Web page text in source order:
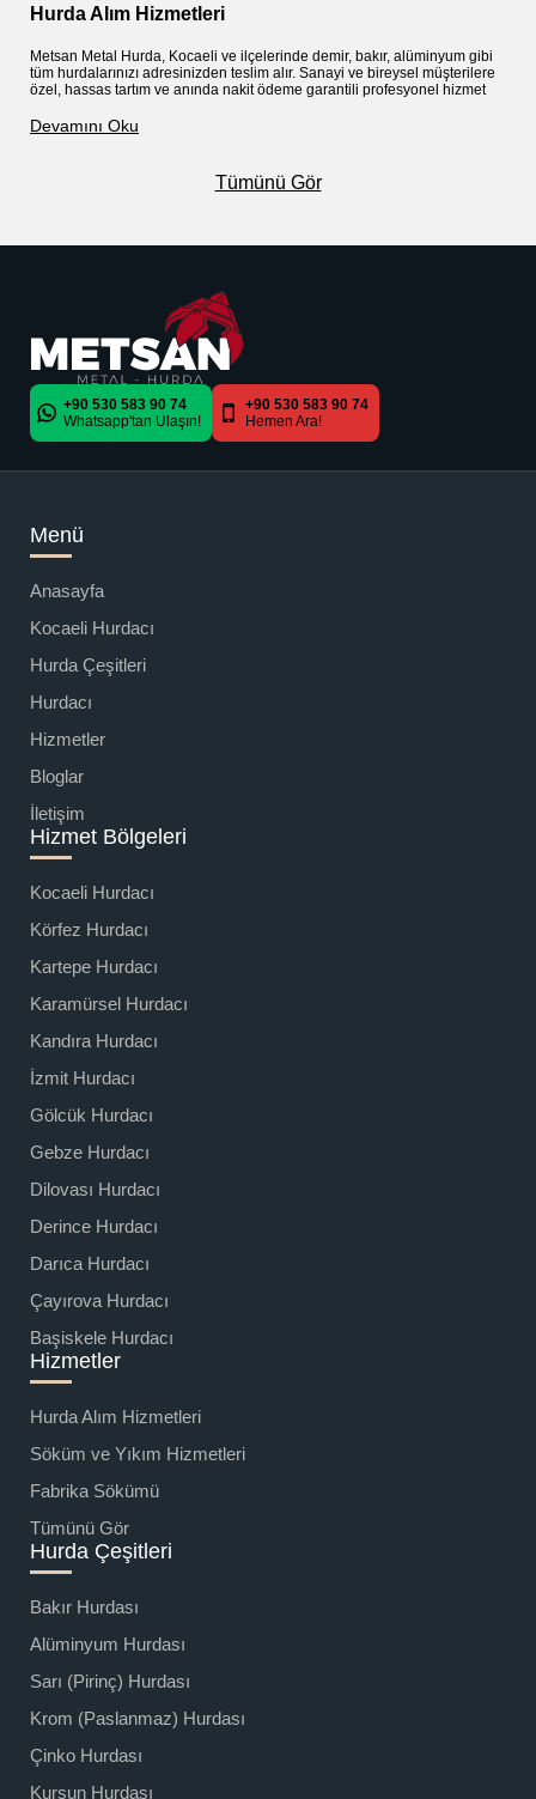
Hurda Alım Hizmetleri
Metsan Metal Hurda, Kocaeli ve ilçelerinde demir, bakır, alüminyum gibi
tüm hurdalarınızı adresinizden teslim alır. Sanayi ve bireysel müşterilere
özel, hassas tartım ve anında nakit ödeme garantili profesyonel hizmet
Devamını Oku
Tümünü Gör
+90 530 583 90 74
Whatsapp'tan Ulaşın!
+90 530 583 90 74
Hemen Ara!
Menü
Anasayfa
Kocaeli Hurdacı
Hurda Çeşitleri
Hurdacı
Hizmetler
Bloglar
İletişim
Hizmet Bölgeleri
Kocaeli Hurdacı
Körfez Hurdacı
Kartepe Hurdacı
Karamürsel Hurdacı
Kandıra Hurdacı
İzmit Hurdacı
Gölcük Hurdacı
Gebze Hurdacı
Dilovası Hurdacı
Derince Hurdacı
Darıca Hurdacı
Çayırova Hurdacı
Başiskele Hurdacı
Hizmetler
Hurda Alım Hizmetleri
Söküm ve Yıkım Hizmetleri
Fabrika Sökümü
Tümünü Gör
Hurda Çeşitleri
Bakır Hurdası
Alüminyum Hurdası
Sarı (Pirinç) Hurdası
Krom (Paslanmaz) Hurdası
Çinko Hurdası
Kurşun Hurdası